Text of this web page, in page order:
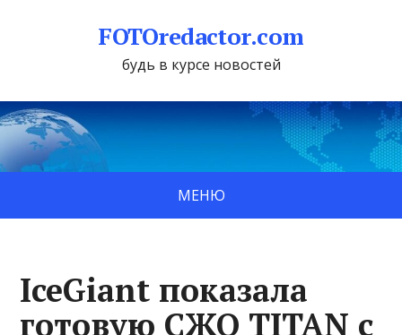
FOTOredactor.com
будь в курсе новостей
МЕНЮ
IceGiant показала
готовую СЖО TITAN с